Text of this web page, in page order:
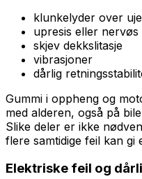
klunkelyder over
upresis eller nervøs
skjev dekkslitasje
vibrasjoner
dårlig
Gummi i oppheng og
med alderen, også på
Slike deler er ikke
flere samtidige feil kan gi
Elektriske feil og